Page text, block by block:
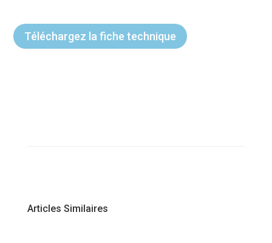
Téléchargez la fiche technique
Articles Similaires